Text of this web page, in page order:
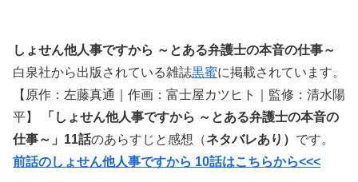
しょせん他人事ですから ～とある弁護士の本音の仕事～
白泉社から出版されている雑誌黒蜜に掲載されています。
【原作：左藤真通｜作画：富士屋カツヒト｜監修：清水陽
平】
「しょせん他人事ですから ～とある弁護士の本音の
仕事～」11話のあらすじと感想（ネタバレあり） です。
前話のしょせん他人事ですから 10話はこちらから<<<